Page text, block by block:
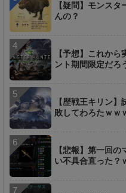
【疑問】モンス
んの？
【予想】これか
ント期間限定だろ
【歴戦王キリン
敗してわろたｗｗ
【悲報】第一回
い不具合直った？